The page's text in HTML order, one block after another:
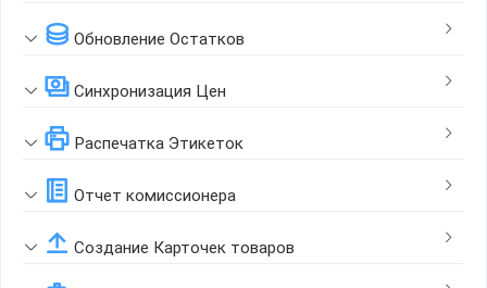
Обновление Остатков
Синхронизация Цен
Распечатка Этикеток
Отчет комиссионера
Создание Карточек товаров